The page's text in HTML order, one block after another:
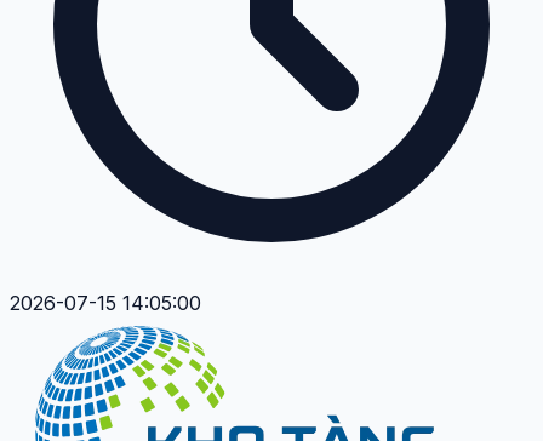
2026-07-15 14:05:00